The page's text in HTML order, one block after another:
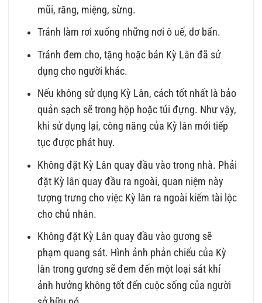
mũi, răng, miệng, sừng.
Tránh làm rơi xuống những nơi ô uế, dơ bẩn.
Tránh đem cho, tặng hoặc bán Kỳ Lân đã sử
dụng cho người khác.
Nếu không sử dụng Kỳ Lân, cách tốt nhất là bảo
quản sạch sẽ trong hộp hoặc túi đựng. Như vậy,
khi sử dụng lại, công năng của Kỳ lân mới tiếp
tục được phát huy.
Không đặt Kỳ Lân quay đầu vào trong nhà. Phải
đặt Kỳ lân quay đầu ra ngoài, quan niệm này
tượng trưng cho việc Kỳ lân ra ngoài kiếm tài lộc
cho chủ nhân.
Không đặt Kỳ Lân quay đầu vào gương sẽ
phạm quang sát. Hình ảnh phản chiếu của Kỳ
lân trong gương sẽ đem đến một loại sát khí
ảnh hưởng không tốt đến cuộc sống của người